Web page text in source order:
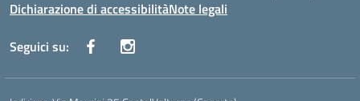
Dichiarazione di accessibilitàNote legali
Seguici su: